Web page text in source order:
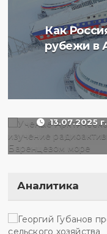
Как
рубежи в
Ученые
плавучего
отложений
13.07.2025 г.
Аналитика